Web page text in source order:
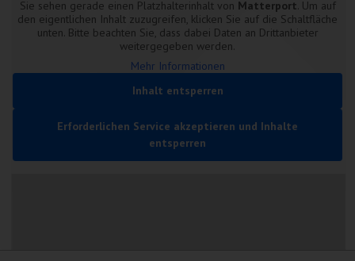
Sie sehen gerade einen Platzhalterinhalt von Matterport. Um auf
den eigentlichen Inhalt zuzugreifen, klicken Sie auf die Schaltfläche
unten. Bitte beachten Sie, dass dabei Daten an Drittanbieter
weitergegeben werden.
Mehr Informationen
Inhalt entsperren
Erforderlichen Service akzeptieren und Inhalte
entsperren